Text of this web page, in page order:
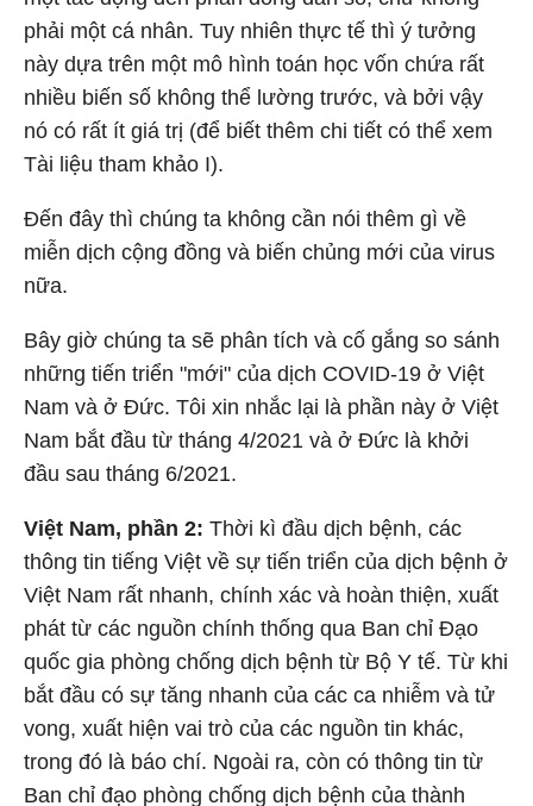
phải một cá nhân. Tuy nhiên thực tế thì ý tưởng
này dựa trên một mô hình toán học vốn chứa rất
nhiều biến số không thể lường trước, và bởi vậy
nó có rất ít giá trị (để biết thêm chi tiết có thể xem
Tài liệu tham khảo I).
Đến đây thì chúng ta không cần nói thêm gì về
miễn dịch cộng đồng và biến chủng mới của virus
nữa.
Bây giờ chúng ta sẽ phân tích và cố gắng so sánh
những tiến triển "mới" của dịch COVID-19 ở Việt
Nam và ở Đức. Tôi xin nhắc lại là phần này ở Việt
Nam bắt đầu từ tháng 4/2021 và ở Đức là khởi
đầu sau tháng 6/2021.
Việt Nam, phần 2: Thời kì đầu dịch bệnh, các
thông tin tiếng Việt về sự tiến triển của dịch bệnh ở
Việt Nam rất nhanh, chính xác và hoàn thiện, xuất
phát từ các nguồn chính thống qua Ban chỉ Đạo
quốc gia phòng chống dịch bệnh từ Bộ Y tế. Từ khi
bắt đầu có sự tăng nhanh của các ca nhiễm và tử
vong, xuất hiện vai trò của các nguồn tin khác,
trong đó là báo chí. Ngoài ra, còn có thông tin từ
Ban chỉ đạo phòng chống dịch bệnh của thành